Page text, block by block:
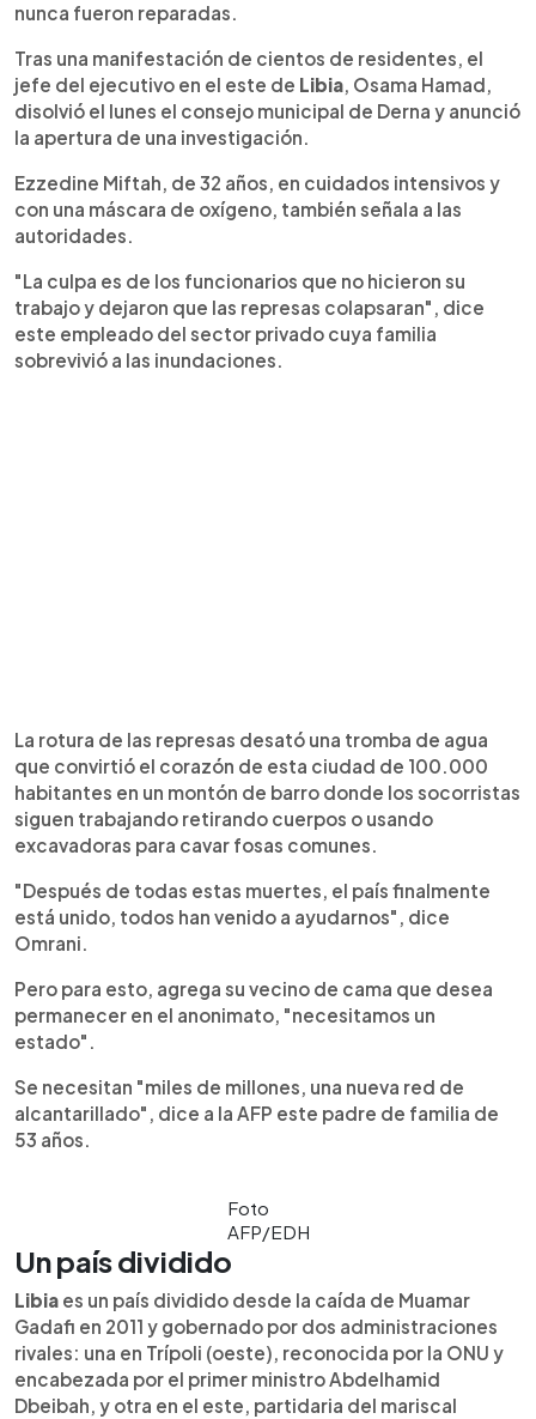
nunca fueron reparadas.
Tras una manifestación de cientos de residentes, el
jefe del ejecutivo en el este de Libia, Osama Hamad,
disolvió el lunes el consejo municipal de Derna y anunció
la apertura de una investigación.
Ezzedine Miftah, de 32 años, en cuidados intensivos y
con una máscara de oxígeno, también señala a las
autoridades.
"La culpa es de los funcionarios que no hicieron su
trabajo y dejaron que las represas colapsaran", dice
este empleado del sector privado cuya familia
sobrevivió a las inundaciones.
La rotura de las represas desató una tromba de agua
que convirtió el corazón de esta ciudad de 100.000
habitantes en un montón de barro donde los socorristas
siguen trabajando retirando cuerpos o usando
excavadoras para cavar fosas comunes.
"Después de todas estas muertes, el país finalmente
está unido, todos han venido a ayudarnos", dice
Omrani.
Pero para esto, agrega su vecino de cama que desea
permanecer en el anonimato, "necesitamos un
estado".
Se necesitan "miles de millones, una nueva red de
alcantarillado", dice a la AFP este padre de familia de
53 años.
Foto
AFP/EDH
Un país dividido
Libia es un país dividido desde la caída de Muamar
Gadafi en 2011 y gobernado por dos administraciones
rivales: una en Trípoli (oeste), reconocida por la ONU y
encabezada por el primer ministro Abdelhamid
Dbeibah, y otra en el este, partidaria del mariscal